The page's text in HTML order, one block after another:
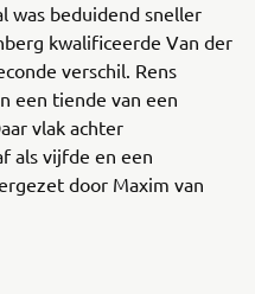
was beduidend sneller
kwalificeerde Van der
verschil. Rens
een tiende van een
vlak achter
als vijfde en een
door Maxim van